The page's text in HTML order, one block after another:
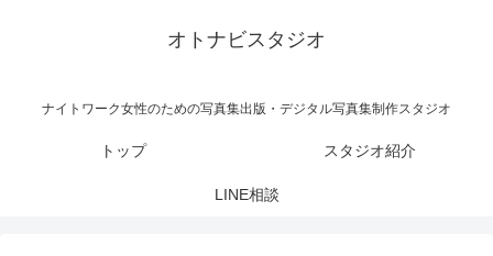
オトナビスタジオ
ナイトワーク女性のための写真集出版・デジタル写真集制作スタジオ
トップ スタジオ紹介
LINE相談